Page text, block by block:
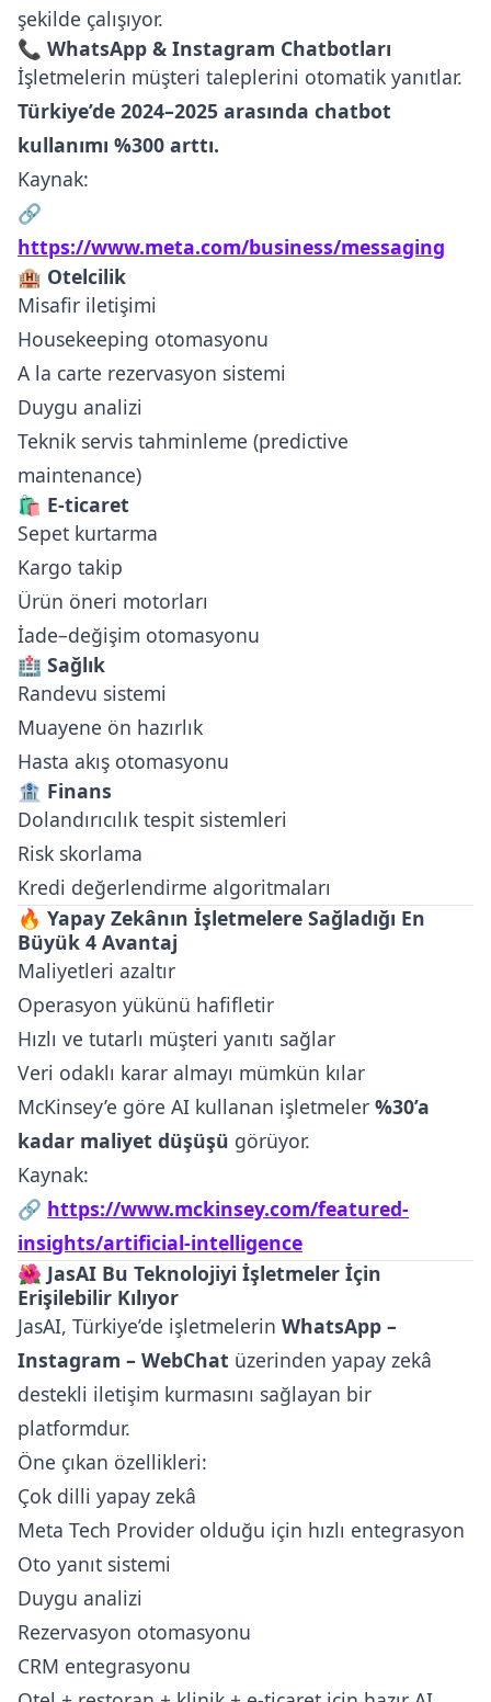
şekilde çalışıyor.
📞 WhatsApp & Instagram Chatbotları
İşletmelerin müşteri taleplerini otomatik yanıtlar.
Türkiye’de 2024–2025 arasında chatbot
kullanımı %300 arttı.
Kaynak:
🔗
https://www.meta.com/business/messaging
🏨 Otelcilik
Misafir iletişimi
Housekeeping otomasyonu
A la carte rezervasyon sistemi
Duygu analizi
Teknik servis tahminleme (predictive
maintenance)
🛍️ E-ticaret
Sepet kurtarma
Kargo takip
Ürün öneri motorları
İade–değişim otomasyonu
🏥 Sağlık
Randevu sistemi
Muayene ön hazırlık
Hasta akış otomasyonu
🏦 Finans
Dolandırıcılık tespit sistemleri
Risk skorlama
Kredi değerlendirme algoritmaları
🔥 Yapay Zekânın İşletmelere Sağladığı En
Büyük 4 Avantaj
Maliyetleri azaltır
Operasyon yükünü hafifletir
Hızlı ve tutarlı müşteri yanıtı sağlar
Veri odaklı karar almayı mümkün kılar
McKinsey’e göre AI kullanan işletmeler %30’a
kadar maliyet düşüşü görüyor.
Kaynak:
🔗 https://www.mckinsey.com/featured-
insights/artificial-intelligence
🌺 JasAI Bu Teknolojiyi İşletmeler İçin
Erişilebilir Kılıyor
JasAI, Türkiye’de işletmelerin WhatsApp –
Instagram – WebChat üzerinden yapay zekâ
destekli iletişim kurmasını sağlayan bir
platformdur.
Öne çıkan özellikleri:
Çok dilli yapay zekâ
Meta Tech Provider olduğu için hızlı entegrasyon
Oto yanıt sistemi
Duygu analizi
Rezervasyon otomasyonu
CRM entegrasyonu